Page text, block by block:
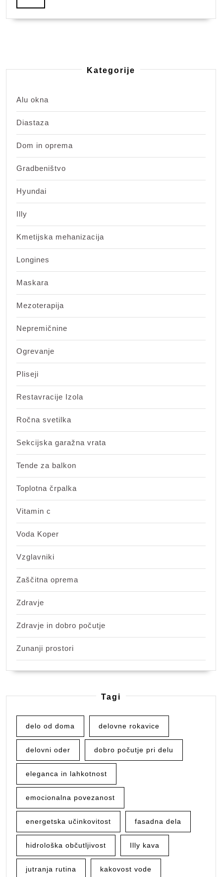
Kategorije
Alu okna
Diastaza
Dom in oprema
Gradbeništvo
Hyundai
Illy
Kmetijska mehanizacija
Longines
Maskara
Mezoterapija
Nepremičnine
Ogrevanje
Pliseji
Restavracije Izola
Ročna svetilka
Sekcijska garažna vrata
Tende za balkon
Toplotna črpalka
Vitamin c
Voda Koper
Vzglavniki
Zaščitna oprema
Zdravje
Zdravje in dobro počutje
Zunanji prostori
Tagi
delo od doma delovne rokavice
delovni oder dobro počutje pri delu
eleganca in lahkotnost
emocionalna povezanost
energetska učinkovitost fasadna dela
hidrološka občutljivost Illy kava
jutranja rutina kakovost vode